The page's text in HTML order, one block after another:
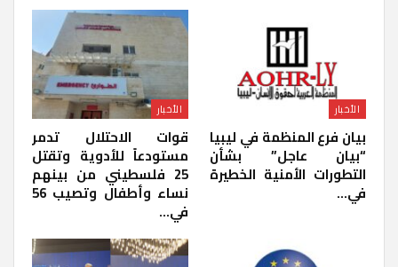
الأخبار
بيان فرع المنظمة في ليبيا
“بيان عاجل” بشأن
التطورات الأمنية الخطيرة
في…
الأخبار
قوات الاحتلال تدمر
مستودعاً للأدوية وتقتل
25 فلسطيني من بينهم
نساء وأطفال وتصيب 56
في…